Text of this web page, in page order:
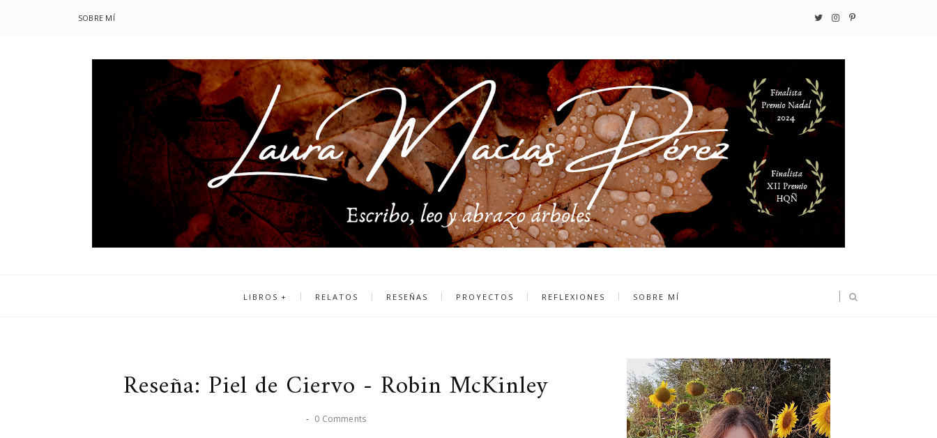
SOBRE MÍ
LIBROS RELATOS RESEÑAS PROYECTOS REFLEXIONES SOBRE MÍ
Reseña: Piel de Ciervo - Robin McKinley
- 0 Comments